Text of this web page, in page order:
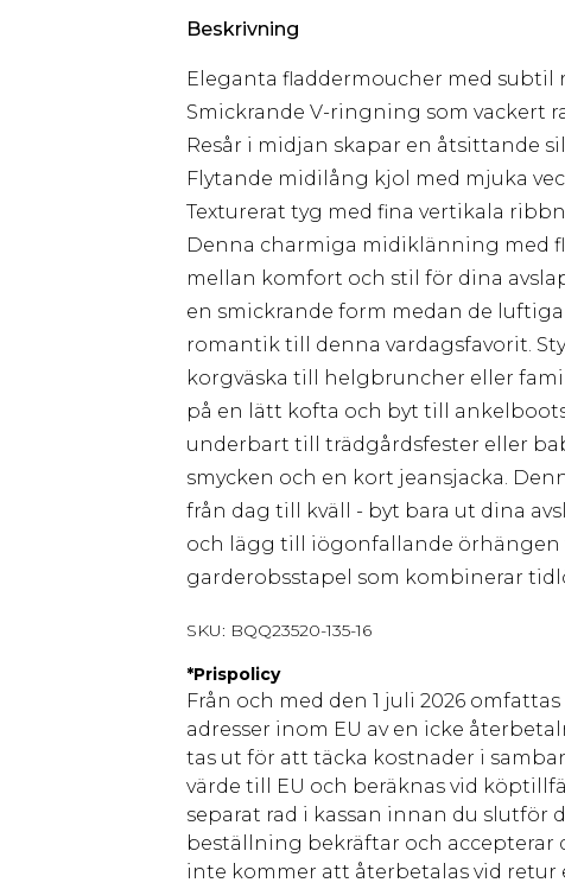
Beskrivning
Eleganta fladdermoucher med
Smickrande V-ringning som vackert
Resår i midjan skapar en åtsittande
Flytande midilång kjol med mjuka
Texturerat tyg med fina vertikala
Denna charmiga midiklänning med
mellan komfort och stil för dina
en smickrande form medan de
romantik till denna vardagsfavorit.
korgväska till helgbruncher eller
på en lätt kofta och byt till
underbart till trädgårdsfester eller
smycken och en kort jeansjacka.
från dag till kväll - byt bara ut dina
och lägg till iögonfallande örhängen
garderobsstapel som kombinerar
SKU: BQQ23520-135-16
*Prispolicy
Från och med den 1 juli 2026
adresser inom EU av en icke
tas ut för att täcka kostnader i
värde till EU och beräknas vid
separat rad i kassan innan du slutför
beställning bekräftar och
inte kommer att återbetalas vid retur